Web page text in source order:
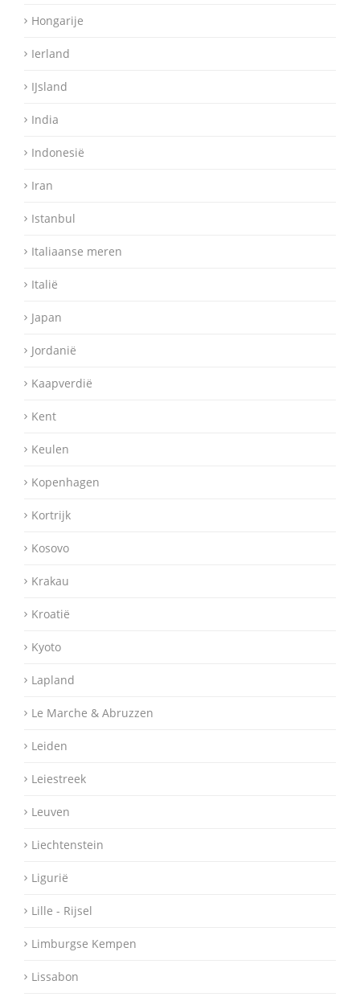
Hongarije
Ierland
IJsland
India
Indonesië
Iran
Istanbul
Italiaanse meren
Italië
Japan
Jordanië
Kaapverdië
Kent
Keulen
Kopenhagen
Kortrijk
Kosovo
Krakau
Kroatië
Kyoto
Lapland
Le Marche & Abruzzen
Leiden
Leiestreek
Leuven
Liechtenstein
Ligurië
Lille - Rijsel
Limburgse Kempen
Lissabon